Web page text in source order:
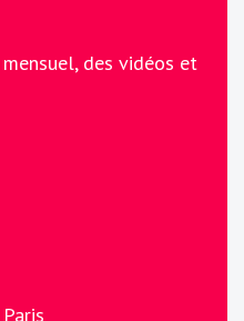
des vidéos et